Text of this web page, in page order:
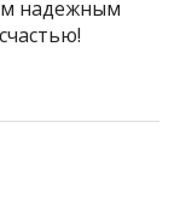
надежным